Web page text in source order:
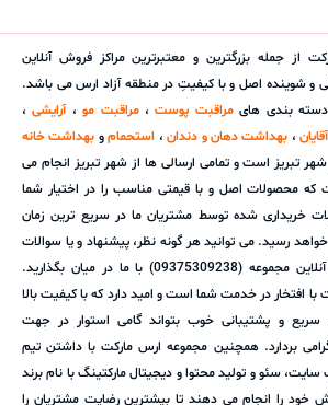
از جمله بزرگترین و معتبرترین مراکز فروش آنلاین
و شوینده اصل و با کیفیتِ در منطقه آزاد ارس می باشد.
دسته بندی هایمراقبت پوست،مراقبت مو،آرایشی،
، بهداشت دهان و دندان، استحمامو بهداشت خانه
تبریز است و تمامی ارسالی ها از شهر تبریز انجام می
محصولات اصل و با قیمتی مناسب را در اختیار شما
خریداری شده توسط مشتریان ما در سریع ترین زمان
رسید. می توانید هر گونه نظر، پیشنهاد و یا سوالات
خود را از طریق پشتیبانی آنلاین مجموعه (09375309238) با ما در میان بگذارید.
با افتخار در خدمت شما است و امید دارد که با کیفیت بالا
و پشتیبانی خوب بتواند گامی استوار در جهت
بردارد. همچنین مجموعه ارس مارکت با داشتن تیم
سئو و تولید محتوا و دیجیتال مارکتینگ با نام برند
خود را انجام می دهند تا بیشترین رضایت مشتریان را